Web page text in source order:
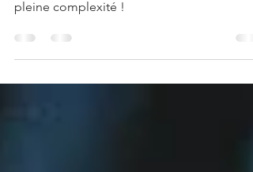
Je ne sais pas ce dont sera fait votre mois
pleine complexité !